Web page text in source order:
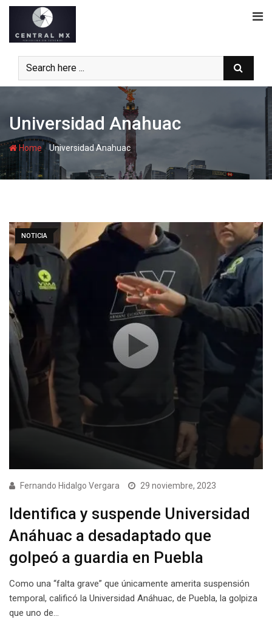
Skip
content
Universidad Anahuac
Home-Universidad Anahuac
NOTICIA
Fernando Hidalgo Vergara 29 noviembre, 2023
Identifica y suspende Universidad
Anáhuac a desadaptado que
golpeó a guardia en Puebla
Como una “falta grave” que únicamente amerita suspensión
temporal, calificó la Universidad Anáhuac, de Puebla, la golpiza
que uno de…